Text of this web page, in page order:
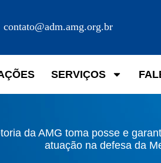
contato@adm.amg.org.br
SERVIÇOS
da AMG toma posse e
atuação na defesa da